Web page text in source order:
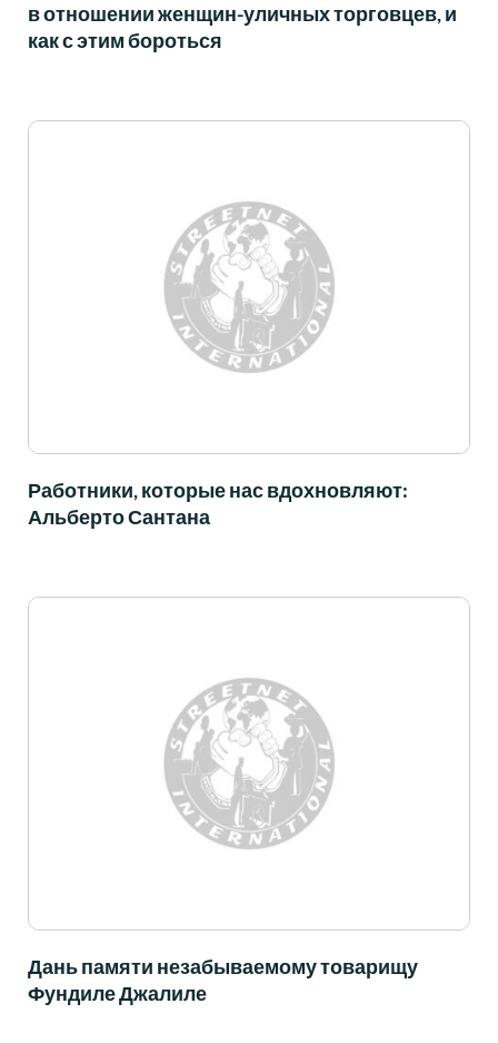
в отношении женщин-уличных торговцев, и
как с этим бороться
Работники, которые нас вдохновляют:
Альберто Сантана
Дань памяти незабываемому товарищу
Фундиле Джалиле